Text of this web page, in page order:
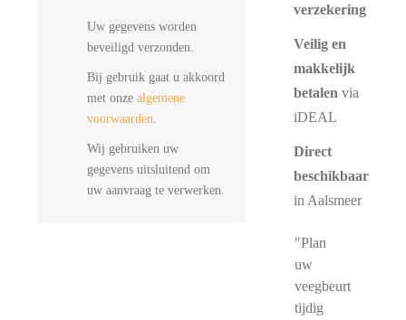
Uw gegevens worden
beveiligd verzonden.
Bij gebruik gaat u akkoord
met onze algemene
voorwaarden.
Wij gebruiken uw
gegevens uitsluitend om
uw aanvraag te verwerken.
verzekering
Veilig en
makkelijk
betalen via
iDEAL
Direct
beschikbaar
in Aalsmeer
"Plan
uw
veegbeurt
tijdig